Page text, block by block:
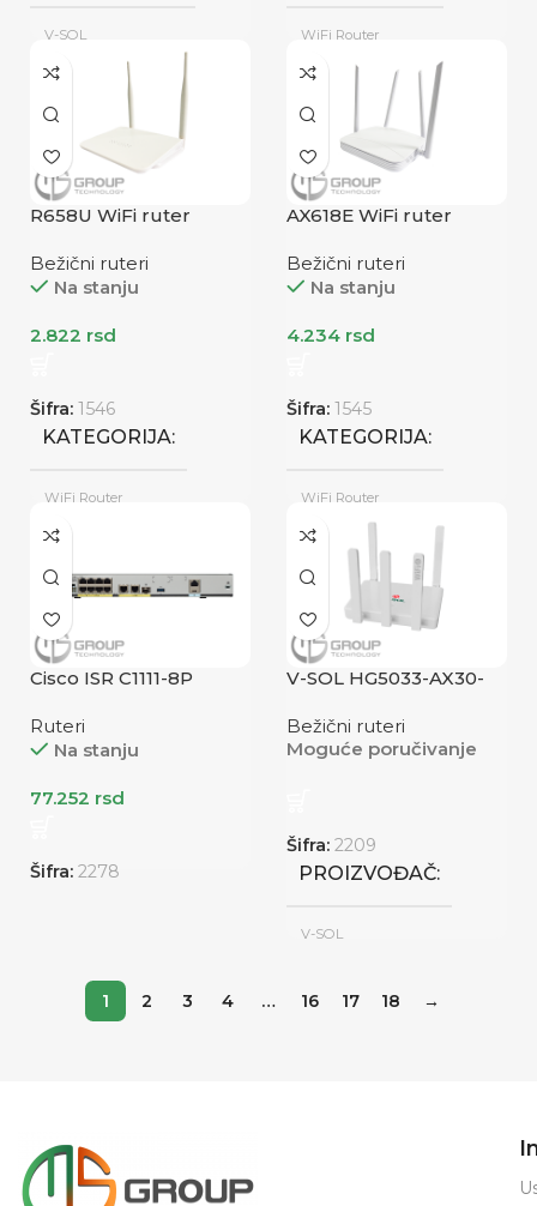
V-SOL
Novo
KATEGORIJA
WiFi Router
Novo
R658U WiFi ruter
Bežični ruteri
Na stanju
2.822 rsd
Šifra: 1546
KATEGORIJA
WiFi Router
AX618E WiFi ruter
Bežični ruteri
Na stanju
4.234 rsd
Šifra: 1545
KATEGORIJA
WiFi Router
STANJE Novo
Cisco ISR C1111-8P
Ruteri
Na stanju
77.252 rsd
Šifra: 2278
V-SOL HG5033-AX30-
Bežični ruteri
Moguće poručivanje
Šifra: 2209
PROIZVOĐAČ
V-SOL
STANJE
1 2 3 4 … 16 17 18 →